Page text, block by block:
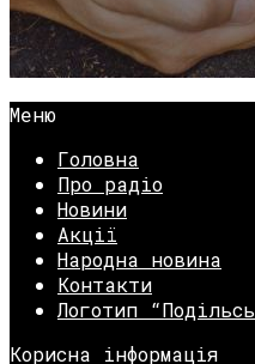
Меню
Головна
Про радіо
Новини
Акції
Народна новина
Контакти
Логотип
Корисна інформація